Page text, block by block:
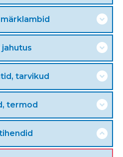
jahutus
tarvikud
termod